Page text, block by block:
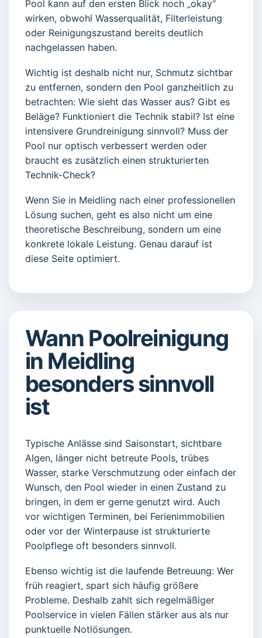
Pool kann auf den ersten Blick noch „okay“
wirken, obwohl Wasserqualität, Filterleistung
oder Reinigungszustand bereits deutlich
nachgelassen haben.
Wichtig ist deshalb nicht nur, Schmutz sichtbar
zu entfernen, sondern den Pool ganzheitlich zu
betrachten: Wie sieht das Wasser aus? Gibt es
Beläge? Funktioniert die Technik stabil? Ist eine
intensivere Grundreinigung sinnvoll? Muss der
Pool nur optisch verbessert werden oder
braucht es zusätzlich einen strukturierten
Technik-Check?
Wenn Sie in Meidling nach einer professionellen
Lösung suchen, geht es also nicht um eine
theoretische Beschreibung, sondern um eine
konkrete lokale Leistung. Genau darauf ist
diese Seite optimiert.
Wann Poolreinigung
in Meidling
besonders sinnvoll
ist
Typische Anlässe sind Saisonstart, sichtbare
Algen, länger nicht betreute Pools, trübes
Wasser, starke Verschmutzung oder einfach der
Wunsch, den Pool wieder in einen Zustand zu
bringen, in dem er gerne genutzt wird. Auch
vor wichtigen Terminen, bei Ferienimmobilien
oder vor der Winterpause ist strukturierte
Poolpflege oft besonders sinnvoll.
Ebenso wichtig ist die laufende Betreuung: Wer
früh reagiert, spart sich häufig größere
Probleme. Deshalb zahlt sich regelmäßiger
Poolservice in vielen Fällen stärker aus als nur
punktuelle Notlösungen.